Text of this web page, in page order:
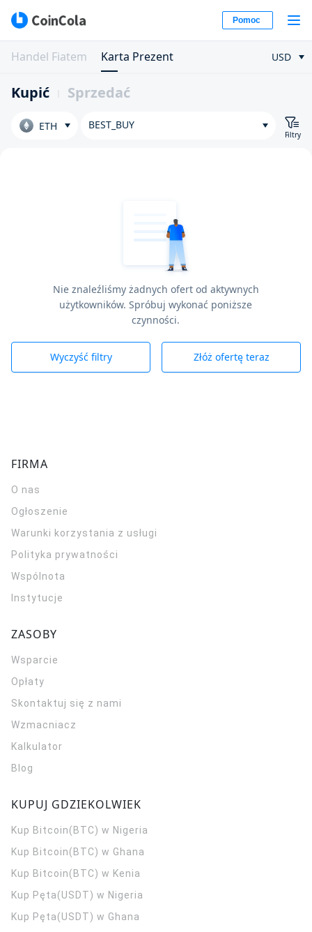
Pomoc
Handel Fiatem Karta Prezent USD
Kupić Sprzedać
ETH BEST_BUY
Filtry
Nie znaleźliśmy żadnych ofert od aktywnych
użytkowników. Spróbuj wykonać poniższe
czynności.
Wyczyść filtry Złóż ofertę teraz
FIRMA
O nas
Ogłoszenie
Warunki korzystania z usługi
Polityka prywatności
Wspólnota
Instytucje
ZASOBY
Wsparcie
Opłaty
Skontaktuj się z nami
Wzmacniacz
Kalkulator
Blog
KUPUJ GDZIEKOLWIEK
Kup Bitcoin(BTC) w Nigeria
Kup Bitcoin(BTC) w Ghana
Kup Bitcoin(BTC) w Kenia
Kup Pęta(USDT) w Nigeria
Kup Pęta(USDT) w Ghana